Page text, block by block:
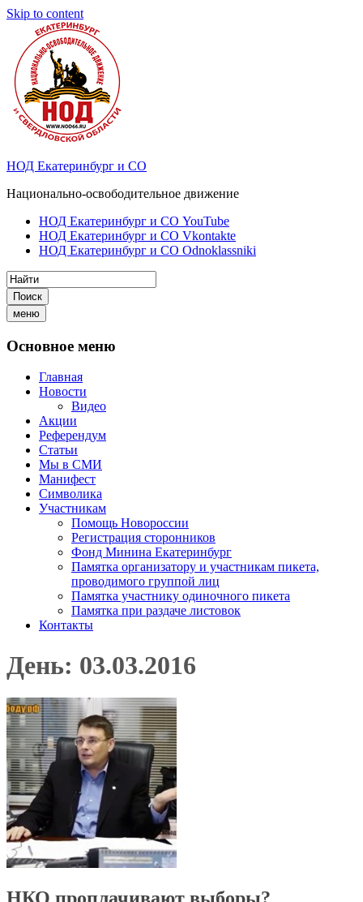
Skip to content
НОД Екатеринбург и СО
Национально-освободительное движение
НОД Екатеринбург и СО YouTube
НОД Екатеринбург и СО Vkontakte
НОД Екатеринбург и СО Odnoklassniki
Поиск
меню
Основное меню
Главная
Новости
Видео
Акции
Референдум
Статьи
Мы в СМИ
Манифест
Символика
Участникам
Помощь Новороссии
Регистрация сторонников
Фонд Минина Екатеринбург
Памятка организатору и участникам пикета,
проводимого группой лиц
Памятка участнику одиночного пикета
Памятка при раздаче листовок
Контакты
День: 03.03.2016